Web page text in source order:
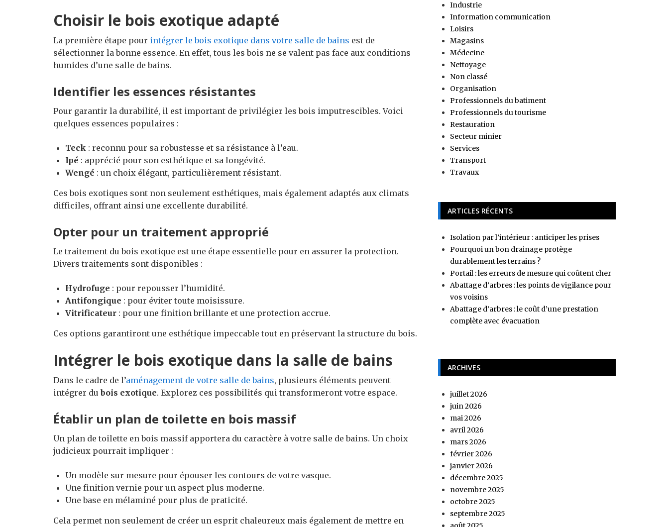
Choisir le bois exotique adapté
La première étape pour intégrer le bois exotique dans votre salle de bains est de
sélectionner la bonne essence. En effet, tous les bois ne se valent pas face aux conditions
humides d’une salle de bains.
Identifier les essences résistantes
Pour garantir la durabilité, il est important de privilégier les bois imputrescibles. Voici
quelques essences populaires :
Teck : reconnu pour sa robustesse et sa résistance à l’eau.
Ipé : apprécié pour son esthétique et sa longévité.
Wengé : un choix élégant, particulièrement résistant.
Ces bois exotiques sont non seulement esthétiques, mais également adaptés aux climats
difficiles, offrant ainsi une excellente durabilité.
Opter pour un traitement approprié
Le traitement du bois exotique est une étape essentielle pour en assurer la protection.
Divers traitements sont disponibles :
Hydrofuge : pour repousser l’humidité.
Antifongique : pour éviter toute moisissure.
Vitrificateur : pour une finition brillante et une protection accrue.
Ces options garantiront une esthétique impeccable tout en préservant la structure du bois.
Intégrer le bois exotique dans la salle de bains
Dans le cadre de l’aménagement de votre salle de bains, plusieurs éléments peuvent
intégrer dubois exotique. Explorez ces possibilités qui transformeront votre espace.
Établir un plan de toilette en bois massif
Un plan de toilette en bois massif apportera du caractère à votre salle de bains. Un choix
judicieux pourrait impliquer :
Un modèle sur mesure pour épouser les contours de votre vasque.
Une finition vernie pour un aspect plus moderne.
Une base en mélaminé pour plus de praticité.
Cela permet non seulement de créer un esprit chaleureux mais également de mettre en
Industrie
Information communication
Loisirs
Magasins
Médecine
Nettoyage
Non classé
Organisation
Professionnels du batiment
Professionnels du tourisme
Restauration
Secteur minier
Services
Transport
Travaux
ARTICLES RÉCENTS
Isolation par l’intérieur : anticiper les prises
Pourquoi un bon drainage protège
durablement les terrains ?
Portail : les erreurs de mesure qui coûtent cher
Abattage d’arbres : les points de vigilance pour
vos voisins
Abattage d’arbres : le coût d’une prestation
complète avec évacuation
ARCHIVES
juillet 2026
juin 2026
mai 2026
avril 2026
mars 2026
février 2026
janvier 2026
décembre 2025
novembre 2025
octobre 2025
septembre 2025